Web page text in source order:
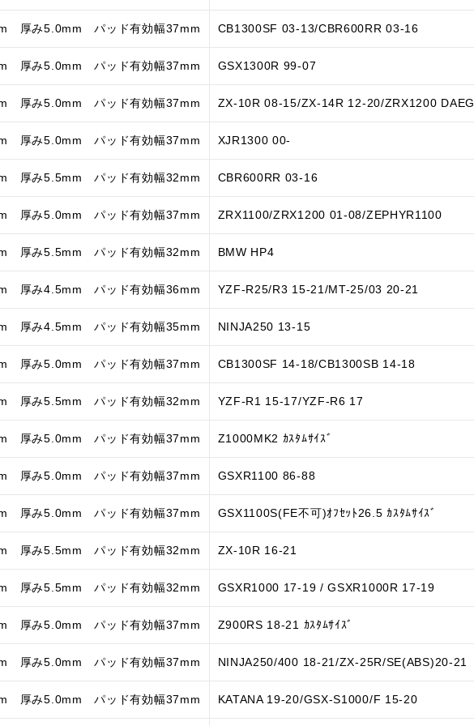
厚み5.0mm パッド有効幅37mm CB1300SF 03-13/CBR600RR 03-16
厚み5.0mm パッド有効幅37mm GSX1300R 99-07
厚み5.0mm パッド有効幅37mm ZX-10R 08-15/ZX-14R 12-20/ZRX1200 DAEG
厚み5.0mm パッド有効幅37mm XJR1300 00-
厚み5.5mm パッド有効幅32mm CBR600RR 03-16
厚み5.0mm パッド有効幅37mm ZRX1100/ZRX1200 01-08/ZEPHYR1100
厚み5.5mm パッド有効幅32mm BMW HP4
厚み4.5mm パッド有効幅36mm YZF-R25/R3 15-21/MT-25/03 20-21
厚み4.5mm パッド有効幅35mm NINJA250 13-15
厚み5.0mm パッド有効幅37mm CB1300SF 14-18/CB1300SB 14-18
厚み5.5mm パッド有効幅32mm YZF-R1 15-17/YZF-R6 17
厚み5.0mm パッド有効幅37mm Z1000MK2 ｶｽﾀﾑｻｲｽﾞ
厚み5.0mm パッド有効幅37mm GSXR1100 86-88
厚み5.0mm パッド有効幅37mm GSX1100S(FE不可)ｵﾌｾｯﾄ26.5 ｶｽﾀﾑｻｲｽﾞ
厚み5.5mm パッド有効幅32mm ZX-10R 16-21
厚み5.5mm パッド有効幅32mm GSXR1000 17-19 / GSXR1000R 17-19
厚み5.0mm パッド有効幅37mm Z900RS 18-21 ｶｽﾀﾑｻｲｽﾞ
厚み5.0mm パッド有効幅37mm NINJA250/400 18-21/ZX-25R/SE(ABS)20-21
厚み5.0mm パッド有効幅37mm KATANA 19-20/GSX-S1000/F 15-20